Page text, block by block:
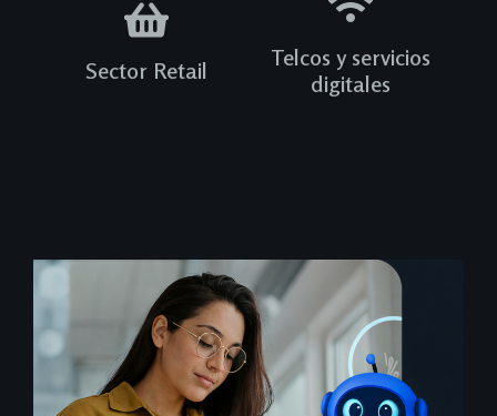
Sector Retail
Telcos y servicios
digitales